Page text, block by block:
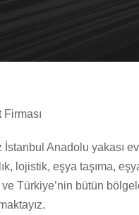
İstanbul Anadolu yakası
lojistik, eşya taşıma,
Türkiye’nin bütün